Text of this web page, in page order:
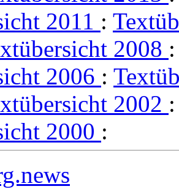
2011 :
2008
2006 :
2002
2000 :